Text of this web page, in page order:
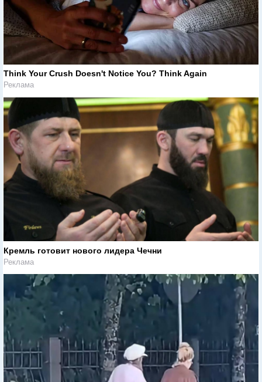
Think Your Crush Doesn't Notice You? Think Again
Реклама
Кремль готовит нового лидера Чечни
Реклама